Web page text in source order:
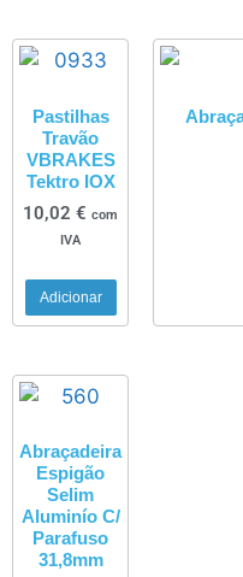
Pastilhas
Travão
VBRAKES
Tektro IOX
10,02 € com
IVA
Adicionar
Abraçadeira
Espigão
Selim
Aluminío C/
Parafuso
31,8mm